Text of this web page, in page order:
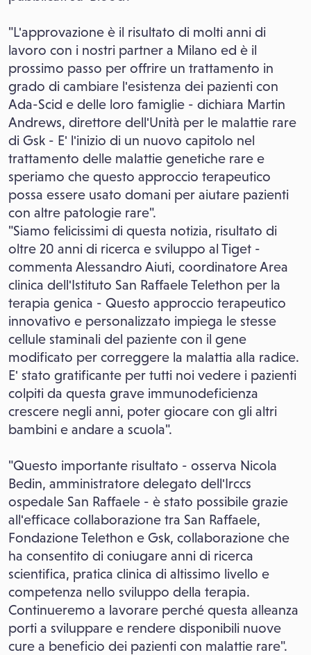
"L'approvazione è il risultato di molti anni di
lavoro con i nostri partner a Milano ed è il
prossimo passo per offrire un trattamento in
grado di cambiare l'esistenza dei pazienti con
Ada-Scid e delle loro famiglie - dichiara Martin
Andrews, direttore dell'Unità per le malattie rare
di Gsk - E' l'inizio di un nuovo capitolo nel
trattamento delle malattie genetiche rare e
speriamo che questo approccio terapeutico
possa essere usato domani per aiutare pazienti
con altre patologie rare".
"Siamo felicissimi di questa notizia, risultato di
oltre 20 anni di ricerca e sviluppo al Tiget -
commenta Alessandro Aiuti, coordinatore Area
clinica dell'Istituto San Raffaele Telethon per la
terapia genica - Questo approccio terapeutico
innovativo e personalizzato impiega le stesse
cellule staminali del paziente con il gene
modificato per correggere la malattia alla radice.
E' stato gratificante per tutti noi vedere i pazienti
colpiti da questa grave immunodeficienza
crescere negli anni, poter giocare con gli altri
bambini e andare a scuola".
"Questo importante risultato - osserva Nicola
Bedin, amministratore delegato dell'Irccs
ospedale San Raffaele - è stato possibile grazie
all'efficace collaborazione tra San Raffaele,
Fondazione Telethon e Gsk, collaborazione che
ha consentito di coniugare anni di ricerca
scientifica, pratica clinica di altissimo livello e
competenza nello sviluppo della terapia.
Continueremo a lavorare perché questa alleanza
porti a sviluppare e rendere disponibili nuove
cure a beneficio dei pazienti con malattie rare".